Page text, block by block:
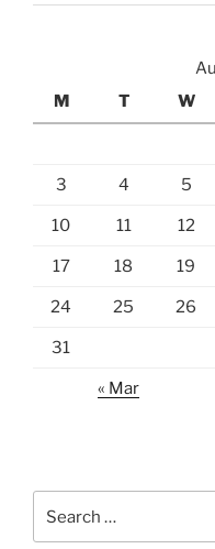
M
T W
3 4 5
10 11 12
17 18 19
24 25 26
31
« Mar
for: